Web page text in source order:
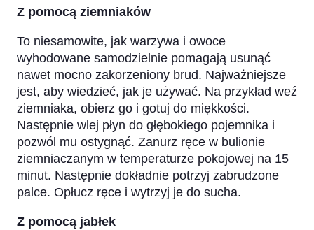
Z pomocą ziemniaków
To niesamowite, jak warzywa i owoce
wyhodowane samodzielnie pomagają usunąć
nawet mocno zakorzeniony brud. Najważniejsze
jest, aby wiedzieć, jak je używać. Na przykład weź
ziemniaka, obierz go i gotuj do miękkości.
Następnie wlej płyn do głębokiego pojemnika i
pozwól mu ostygnąć. Zanurz ręce w bulionie
ziemniaczanym w temperaturze pokojowej na 15
minut. Następnie dokładnie potrzyj zabrudzone
palce. Opłucz ręce i wytrzyj je do sucha.
Z pomocą jabłek